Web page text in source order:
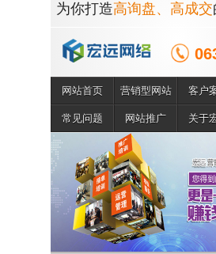
为你打造高询盘、高成交
网站首页 营销型网站 客户
常见问题 网站推广 关于